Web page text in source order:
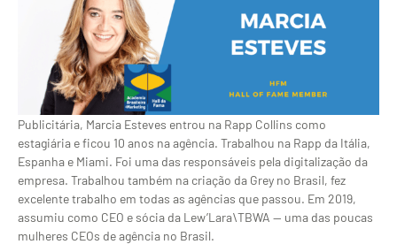
Publicitária, Marcia Esteves entrou na Rapp Collins como
estagiária e ficou 10 anos na agência. Trabalhou na Rapp da Itália,
Espanha e Miami. Foi uma das responsáveis pela digitalização da
empresa. Trabalhou também na criação da Grey no Brasil, fez
excelente trabalho em todas as agências que passou. Em 2019,
assumiu como CEO e sócia da Lew’Lara\TBWA — uma das poucas
mulheres CEOs de agência no Brasil.